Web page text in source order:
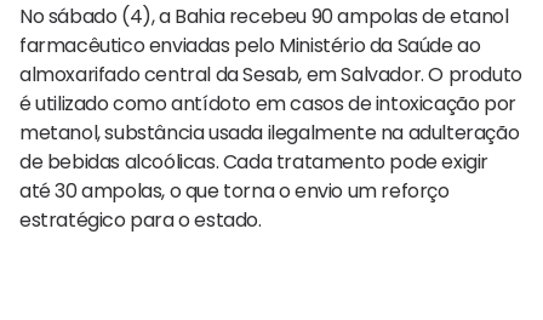
No sábado (4), a Bahia recebeu 90 ampolas de etanol
farmacêutico enviadas pelo Ministério da Saúde ao
almoxarifado central da Sesab, em Salvador. O produto
é utilizado como antídoto em casos de intoxicação por
metanol, substância usada ilegalmente na adulteração
de bebidas alcoólicas. Cada tratamento pode exigir
até 30 ampolas, o que torna o envio um reforço
estratégico para o estado.